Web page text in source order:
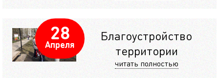
28
Апреля
Благоустройство
территории
читать полностью